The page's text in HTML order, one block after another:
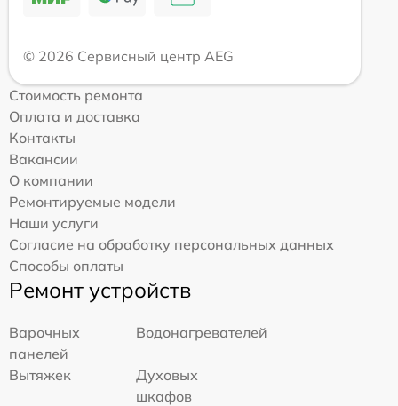
© 2026 Сервисный центр AEG
Стоимость ремонта
Оплата и доставка
Контакты
Вакансии
О компании
Ремонтируемые модели
Наши услуги
Согласие на обработку персональных данных
Способы оплаты
Ремонт устройств
Варочных
панелей
Водонагревателей
Вытяжек
Духовых
шкафов